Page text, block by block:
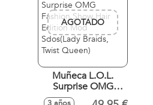
AGOTADO
Muñeca L.O.L.
Surprise OMG
Fashion Show Hair